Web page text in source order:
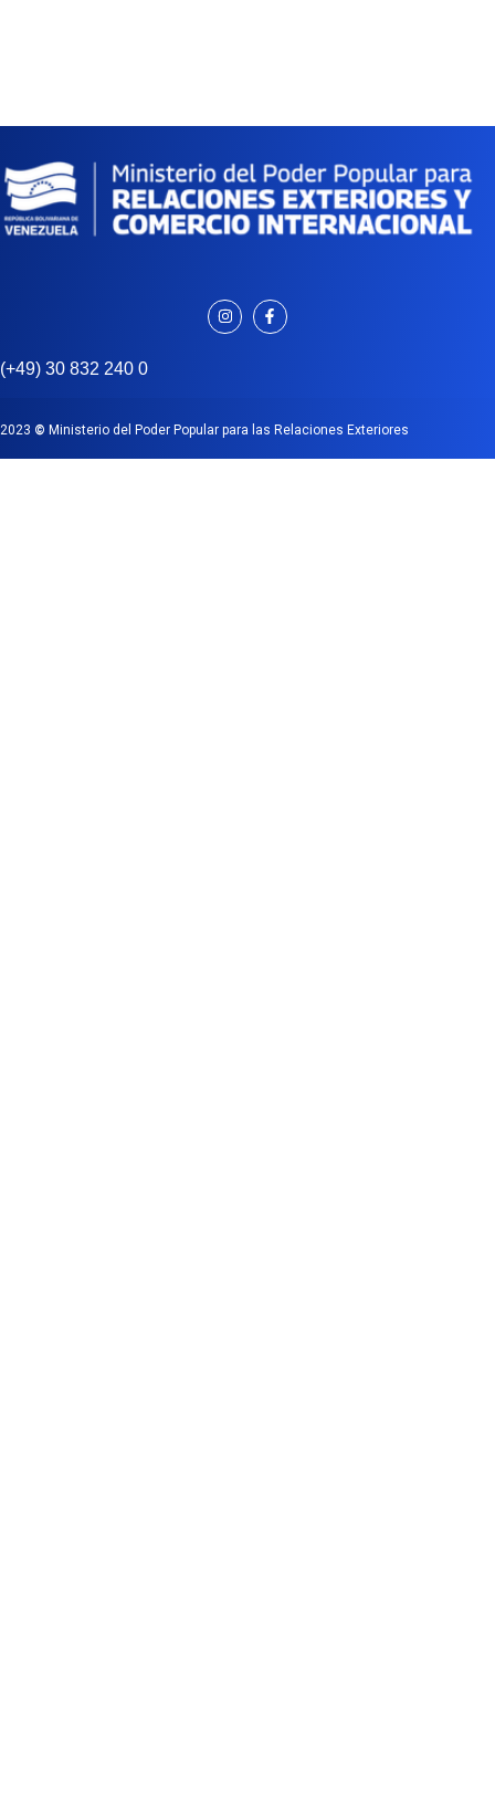
(+49) 30 832 240 0
2023 © Ministerio del Poder Popular para las Relaciones Exteriores